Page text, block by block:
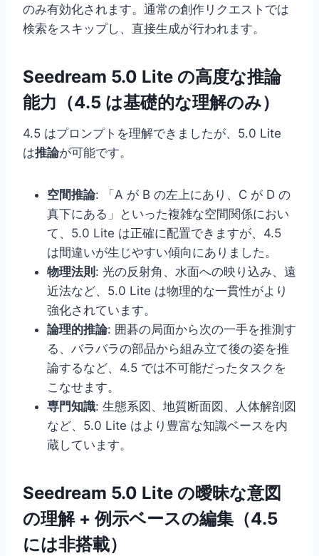
のみ有効化されます。通常の創作リクエストでは
検索をスキップし、直接生成が行われます。
Seedream 5.0 Lite の高度な推論
能力（4.5 は基礎的な理解のみ）
4.5 はプロンプトを理解できましたが、5.0 Lite
は推論が可能です。
空間推論: 「A が B の左上にあり、C が D の
真下にある」といった複雑な空間関係におい
て、5.0 Lite は正確に配置できますが、4.5
は間違いが生じやすい傾向にありました。
物理法則 : 光の反射角、水面への映り込み、遠
近法など、5.0 Lite は物理的な一貫性がより
強化されています。
論理的推論: 囲碁の局面から次の一手を推測す
る、バラバラの部品から組み立て後の姿を推
論するなど、4.5 では不可能だったタスクを
こなせます。
専門知識: 生態系図、地質断面図、人体解剖図
など、5.0 Lite はより豊富な知識ベースを内
蔵しています。
Seedream 5.0 Lite の曖昧な意図
の理解 + 例示ベースの編集（4.5
には非搭載）